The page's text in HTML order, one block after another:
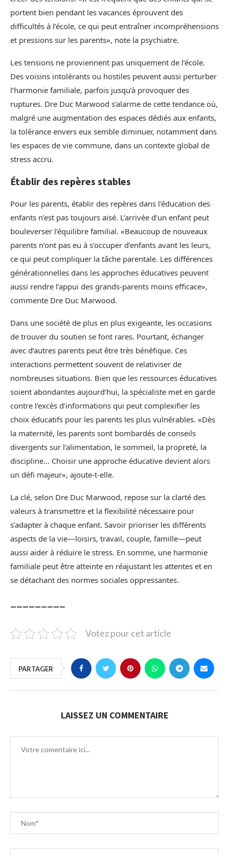
portent bien pendant les vacances éprouvent des
difficultés à l’école, ce qui peut entraîner incompréhensions
et pressions sur les parents», note la psychiatre.
Les tensions ne proviennent pas uniquement de l’école.
Des voisins intolérants ou hostiles peuvent aussi perturber
l’harmonie familiale, parfois jusqu’à provoquer des
ruptures. Dre Duc Marwood s’alarme de cette tendance où,
malgré une augmentation des espaces dédiés aux enfants,
la tolérance envers eux semble diminuer, notamment dans
les espaces de vie commune, dans un contexte global de
stress accru.
Établir des repères stables
Pour les parents, établir des repères dans l’éducation des
enfants n’est pas toujours aisé. L’arrivée d’un enfant peut
bouleverser l’équilibre familial. «Beaucoup de nouveaux
parents n’ont pas eu à s’occuper d’enfants avant les leurs,
ce qui peut compliquer la tâche parentale. Les différences
générationnelles dans les approches éducatives peuvent
aussi rendre l’appui des grands-parents moins efficace»,
commente Dre Duc Marwood.
Dans une société de plus en plus exigeante, les occasions
de trouver du soutien se font rares. Pourtant, échanger
avec d’autres parents peut être très bénéfique. Ces
interactions permettent souvent de relativiser de
nombreuses situations. Bien que les ressources éducatives
soient abondantes aujourd’hui, la spécialiste met en garde
contre l’excès d’informations qui peut complexifier les
choix éducatifs pour les parents les plus vulnérables. «Dès
la maternité, les parents sont bombardés de conseils
divergents sur l’alimentation, le sommeil, la propreté, la
discipline… Choisir une approche éducative devient alors
un défi majeur», ajoute-t-elle.
La clé, selon Dre Duc Marwood, repose sur la clarté des
valeurs à transmettre et la flexibilité nécessaire pour
s’adapter à chaque enfant. Savoir prioriser les différents
aspects de la vie—loisirs, travail, couple, famille—peut
aussi aider à réduire le stress. En somme, une harmonie
familiale peut être atteinte en réajustant les attentes et en
se détachant des normes sociales oppressantes.
Votez pour cet article
PARTAGER
LAISSEZ UN COMMENTAIRE